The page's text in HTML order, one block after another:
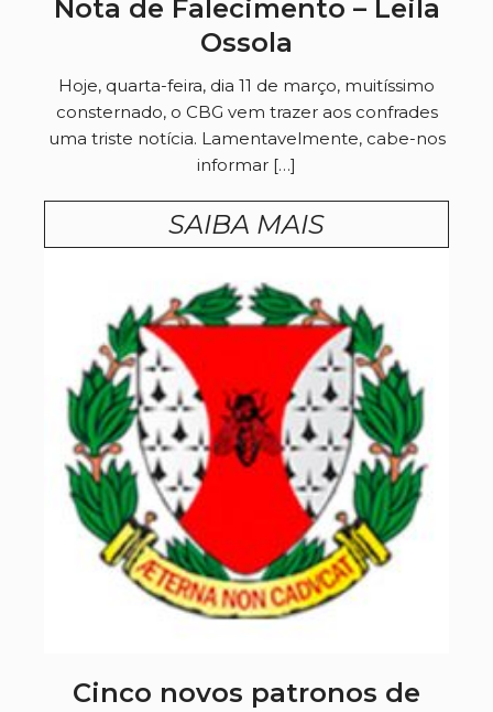
Nota de Falecimento – Leila
Ossola
Hoje, quarta-feira, dia 11 de março, muitíssimo
consternado, o CBG vem trazer aos confrades
uma triste notícia. Lamentavelmente, cabe-nos
informar […]
SAIBA MAIS
Cinco novos patronos de